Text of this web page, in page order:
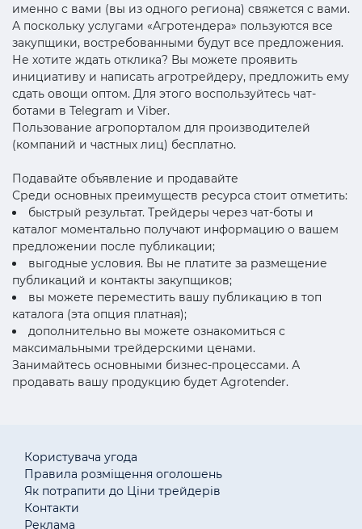
именно с вами (вы из одного региона) свяжется с вами.
А поскольку услугами «Агротендера» пользуются все
закупщики, востребованными будут все предложения.
Не хотите ждать отклика? Вы можете проявить
инициативу и написать агротрейдеру, предложить ему
сдать овощи оптом. Для этого воспользуйтесь чат-
ботами в Telegram и Viber.
Пользование агропорталом для производителей
(компаний и частных лиц) бесплатно.
Подавайте объявление и продавайте
Среди основных преимуществ ресурса стоит отметить:
быстрый результат. Трейдеры через чат-боты и
каталог моментально получают информацию о вашем
предложении после публикации;
выгодные условия. Вы не платите за размещение
публикаций и контакты закупщиков;
вы можете переместить вашу публикацию в топ
каталога (эта опция платная);
дополнительно вы можете ознакомиться с
максимальными трейдерскими ценами.
Занимайтесь основными бизнес-процессами. А
продавать вашу продукцию будет Agrotender.
Користувача угода
Правила розміщення оголошень
Як потрапити до Ціни трейдерів
Контакти
Реклама